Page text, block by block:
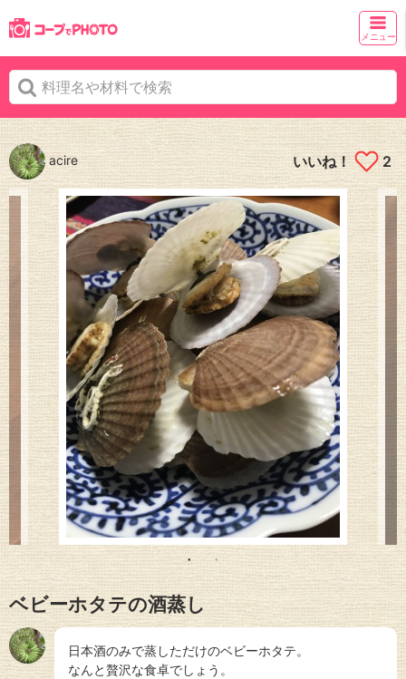
メニュー
acire いいね！ 2
ベビーホタテの酒蒸し
日本酒のみで蒸しただけのベビーホタテ。
なんと贅沢な食卓でしょう。